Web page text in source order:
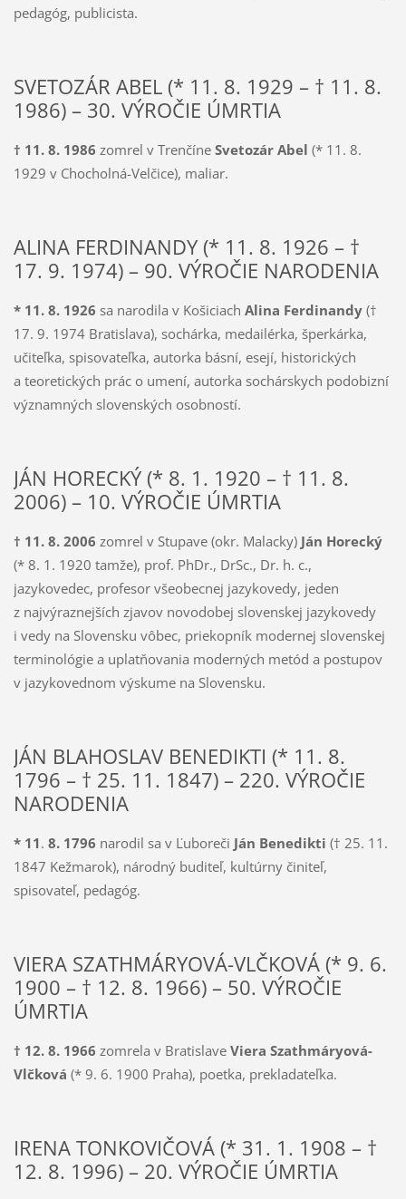
pedagóg, publicista.
SVETOZÁR ABEL (* 11. 8. 1929 – † 11. 8.
1986) – 30. VÝROČIE ÚMRTIA
† 11. 8. 1986 zomrel v Trenčíne Svetozár Abel (* 11. 8.
1929 v Chocholná-Velčice), maliar.
ALINA FERDINANDY (* 11. 8. 1926 – †
17. 9. 1974) – 90. VÝROČIE NARODENIA
* 11. 8. 1926 sa narodila v Košiciach Alina Ferdinandy(†
17. 9. 1974 Bratislava), sochárka, medailérka, šperkárka,
učiteľka, spisovateľka, autorka básní, esejí, historických
a teoretických prác o umení, autorka sochárskych podobizní
významných slovenských osobností.
JÁN HORECKÝ (* 8. 1. 1920 – † 11. 8.
2006) – 10. VÝROČIE ÚMRTIA
† 11. 8. 2006 zomrel v Stupave (okr. Malacky) Ján Horecký
(* 8. 1. 1920 tamže), prof. PhDr., DrSc., Dr. h. c.,
jazykovedec, profesor všeobecnej jazykovedy, jeden
z najvýraznejších zjavov novodobej slovenskej jazykovedy
i vedy na Slovensku vôbec, priekopník modernej slovenskej
terminológie a uplatňovania moderných metód a postupov
v jazykovednom výskume na Slovensku.
JÁN BLAHOSLAV BENEDIKTI (* 11. 8.
1796 – † 25. 11. 1847) – 220. VÝROČIE
NARODENIA
* 11. 8. 1796 narodil sa v Ľuboreči Ján Benedikti († 25. 11.
1847 Kežmar­ok), národný buditeľ, kultúrny činiteľ,
spisovateľ, pedagóg.
VIERA SZATHMÁRYOVÁ-VLČKOVÁ (* 9. 6.
1900 – † 12. 8. 1966) – 50. VÝROČIE
ÚMRTIA
† 12. 8. 1966 zomrela v Bratislave Viera Szathmáryová-
Vlčková (* 9. 6. 1900 Praha), poetka, prekladateľka.
IRENA TONKOVIČOVÁ (* 31. 1. 1908 – †
12. 8. 1996) – 20. VÝROČIE ÚMRTIA